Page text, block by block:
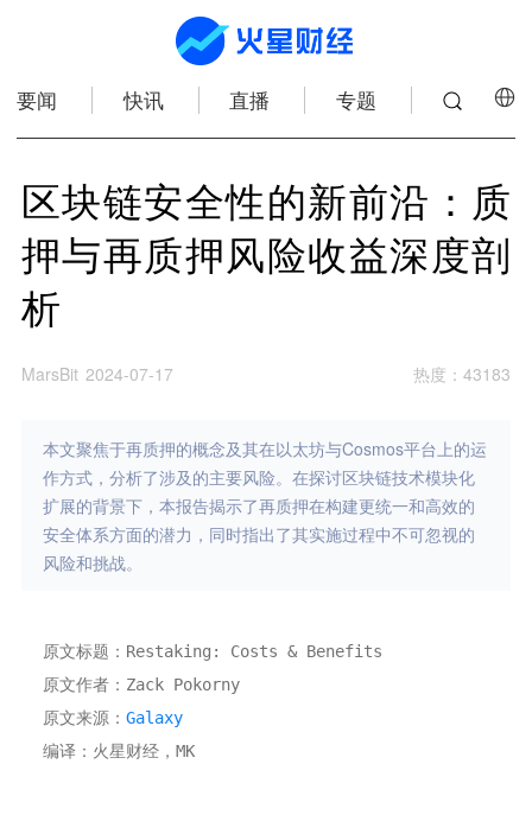
要闻 快讯 直播 专题
区块链安全性的新前沿：质
押与再质押风险收益深度剖
析
MarsBit 2024-07-17 热度 ：43183
本文聚焦于再质押的概念及其在以太坊与Cosmos平台上的运
作方式，分析了涉及的主要风险。在探讨区块链技术模块化
扩展的背景下，本报告揭示了再质押在构建更统一和高效的
安全体系方面的潜力，同时指出了其实施过程中不可忽视的
风险和挑战。
原文标题：Restaking: Costs & Benefits
原文作者：Zack Pokorny
原文来源： Galaxy
编译：火星财经，MK